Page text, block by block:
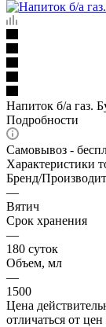
Напиток б/а газ.
Подробности
Самовывоз -
Характеристики
Бренд/
—
Вятич
Срок хранения
—
180 суток
Объем, мл
—
1500
Цена
отличаться от